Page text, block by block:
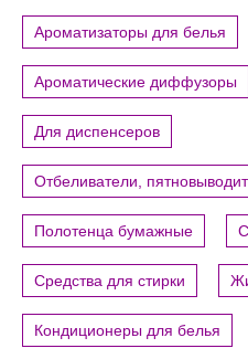
Ароматизаторы для белья
Ароматические диффузоры
Для диспенсеров
Отбеливатели,
Полотенца бумажные
Средства для стирки
Кондиционеры для белья